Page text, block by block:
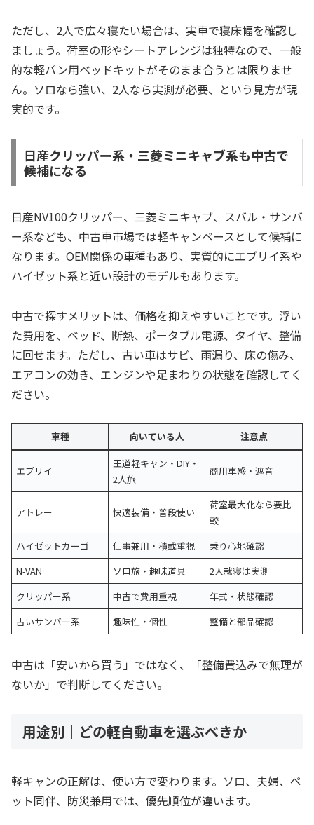
ただし、2人で広々寝たい場合は、実車で寝床幅を確認し
ましょう。荷室の形やシートアレンジは独特なので、一般
的な軽バン用ベッドキットがそのまま合うとは限りませ
ん。ソロなら強い、2人なら実測が必要、という見方が現
実的です。
日産クリッパー系・三菱ミニキャブ系も中古で
候補になる
日産NV100クリッパー、三菱ミニキャブ、スバル・サンバ
ー系なども、中古車市場では軽キャンベースとして候補に
なります。OEM関係の車種もあり、実質的にエブリイ系や
ハイゼット系と近い設計のモデルもあります。
中古で探すメリットは、価格を抑えやすいことです。浮い
た費用を、ベッド、断熱、ポータブル電源、タイヤ、整備
に回せます。ただし、古い車はサビ、雨漏り、床の傷み、
エアコンの効き、エンジンや足まわりの状態を確認してく
ださい。
車種 向いている人 注意点
エブリイ
王道軽キャン・DIY・
2人旅
商用車感・遮音
アトレー 快適装備・普段使い
荷室最大化なら要比
較
ハイゼットカーゴ
仕事兼用・積載重視
乗り心地確認
N-VAN
ソロ旅・趣味道具
2人就寝は実測
クリッパー系
中古で費用重視
年式・状態確認
古いサンバー系
趣味性・個性 整備と部品確認
中古は「安いから買う」ではなく、「整備費込みで無理が
ないか」で判断してください。
用途別｜どの軽自動車を選ぶべきか
軽キャンの正解は、使い方で変わります。ソロ、夫婦、ペ
ット同伴、防災兼用では、優先順位が違います。